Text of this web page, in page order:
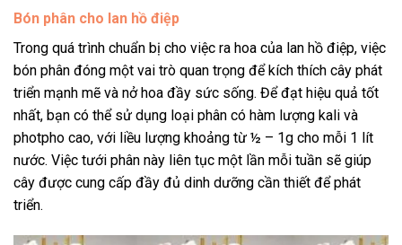
Bón phân cho lan hồ điệp
Trong quá trình chuẩn bị cho việc ra hoa của lan hồ điệp, việc
bón phân đóng một vai trò quan trọng để kích thích cây phát
triển mạnh mẽ và nở hoa đầy sức sống. Để đạt hiệu quả tốt
nhất, bạn có thể sử dụng loại phân có hàm lượng kali và
photpho cao, với liều lượng khoảng từ ½ – 1g cho mỗi 1 lít
nước. Việc tưới phân này liên tục một lần mỗi tuần sẽ giúp
cây được cung cấp đầy đủ dinh dưỡng cần thiết để phát
triển.